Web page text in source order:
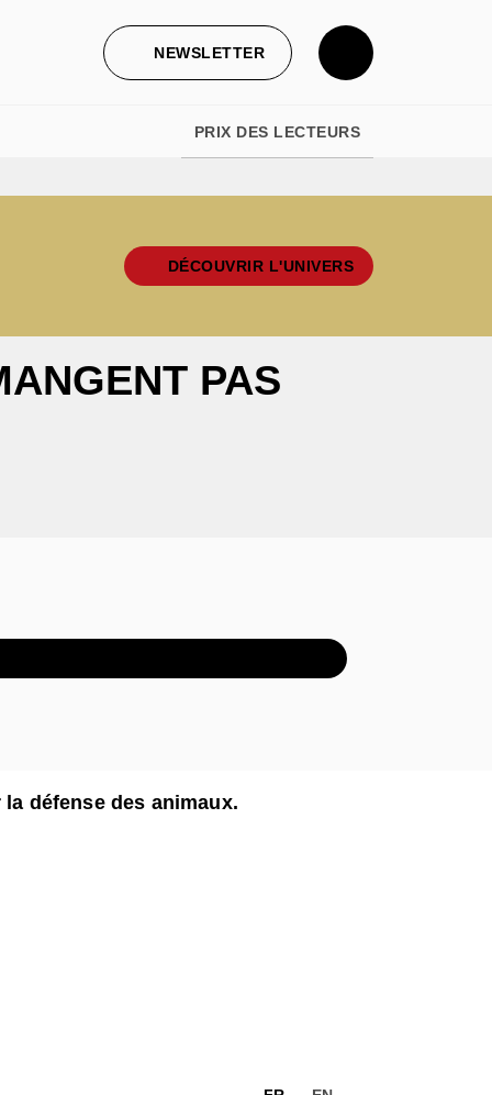
NEWSLETTER
PRIX DES LECTEURS
DÉCOUVRIR L'UNIVERS
PAS
défense des animaux.